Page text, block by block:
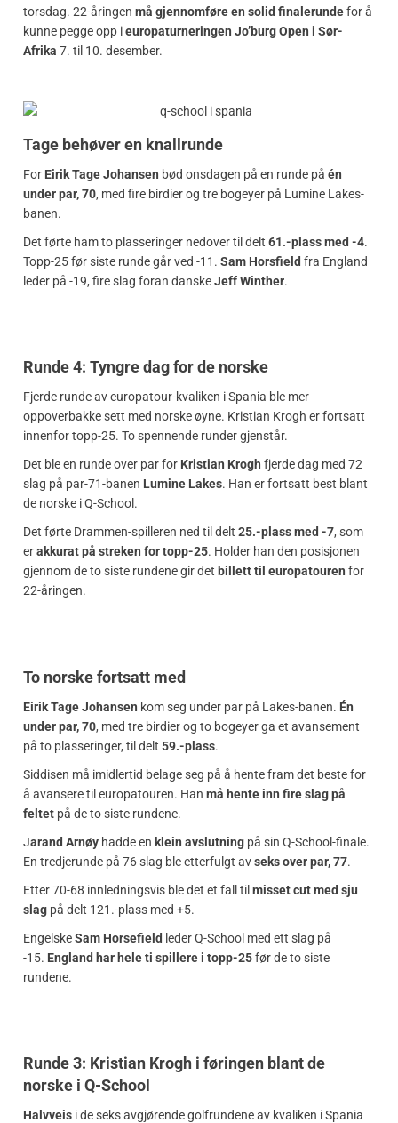
torsdag. 22-åringen må gjennomføre en solid finalerundefor å
kunne pegge opp ieuropaturneringen Jo’burg Open i Sør-
Afrika 7. til 10. desember.
Tage behøver en knallrunde
For Eirik Tage Johansen bød onsdagen på en runde på én
under par, 70, med fire birdier og tre bogeyer på Lumine Lakes-
banen.
Det førte ham to plasseringer nedover til delt 61.-plass med -4.
Topp-25 før siste runde går ved -11. Sam Horsfield fra England
leder på -19, fire slag foran danskeJeff Winther.
Runde 4: Tyngre dag for de norske
Fjerde runde av europatour-kvaliken i Spania ble mer
oppoverbakke sett med norske øyne. Kristian Krogh er fortsatt
innenfor topp-25. To spennende runder gjenstår.
Det ble en runde over par for Kristian Krogh fjerde dag med 72
slag på par-71-banen Lumine Lakes. Han er fortsatt best blant
de norske i Q-School.
Det førte Drammen-spilleren ned til delt 25.-plass med -7, som
erakkurat på streken for topp-25. Holder han den posisjonen
gjennom de to siste rundene gir det billett til europatouren for
22-åringen.
To norske fortsatt med
Eirik Tage Johansen kom seg under par på Lakes-banen. Én
under par, 70, med tre birdier og to bogeyer ga et avansement
på to plasseringer, til delt 59.-plass.
Siddisen må imidlertid belage seg på å hente fram det beste for
å avansere til europatouren. Han må hente inn fire slag på
feltet på de to siste rundene.
Jarand Arnøy hadde en klein avslutning på sin Q-School-finale.
En tredjerunde på 76 slag ble etterfulgt avseks over par, 77.
Etter 70-68 innledningsvis ble det et fall til misset cut med sju
slag på delt 121.-plass med +5.
EngelskeSam Horsefield leder Q-School med ett slag på
-15. England har hele ti spillere i topp-25før de to siste
rundene.
Runde 3: Kristian Krogh i føringen blant de
norske i Q-School
Halvveis i de seks avgjørende golfrundene av kvaliken i Spania